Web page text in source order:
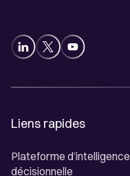
Liens rapides
Plateforme d’intelligence
décisionnelle